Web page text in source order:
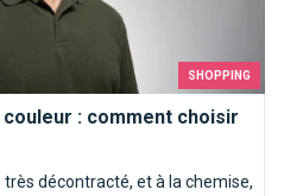
SHOPPING
: comment choisir
décontracté, et à la chemise,